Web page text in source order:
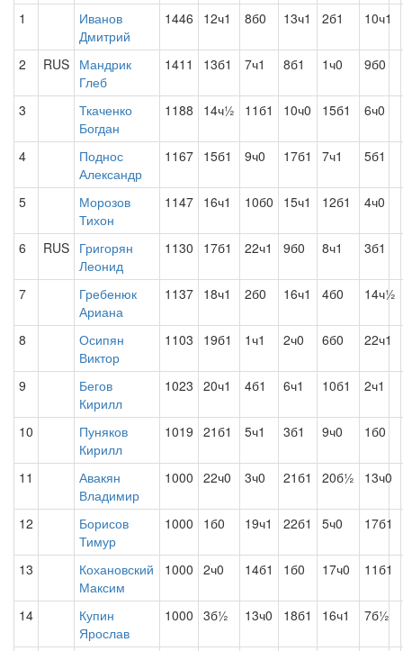
1
Иванов
Дмитрий
1446 12ч1 8б0 13ч1 2б1 10ч1
2 RUS Мандрик
Глеб
1411 13б1 7ч1 8б1 1ч0 9б0
3
Ткаченко
Богдан
1188 14ч½ 11б1 10ч0 15б1 6ч0
4
Поднос
Александр
1167 15б1 9ч0 17б1 7ч1 5б1
5
Морозов
Тихон
1147 16ч1 10б0 15ч1 12б1 4ч0
6 RUS Григорян
Леонид
1130 17б1 22ч1 9б0 8ч1 3б1
7
Гребенюк
Ариана
1137 18ч1 2б0 16ч1 4б0 14ч½
8
Осипян
Виктор
1103 19б1 1ч1 2ч0 6б0 22ч1
9
Бегов
Кирилл
1023 20ч1 4б1 6ч1 10б1 2ч1
10
Пуняков
Кирилл
1019 21б1 5ч1 3б1 9ч0 1б0
11
Авакян
Владимир
1000 22ч0 3ч0 21б1 20б½ 13ч0
12
Борисов
Тимур
1000 1б0 19ч1 22б1 5ч0 17б1
13
Кохановский
Максим
1000 2ч0 14б1 1б0 17ч0 11б1
14
Купин
Ярослав
1000 3б½ 13ч0 18б1 16ч1 7б½